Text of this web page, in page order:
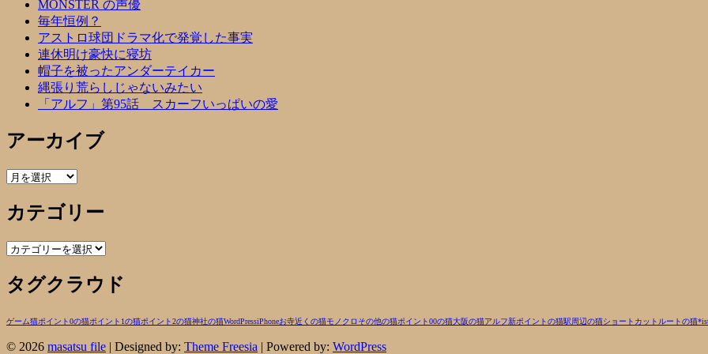
MONSTER の声優
毎年恒例？
アストロ球団ドラマ化で発覚した事実
連休明け豪快に寝坊
帽子を被ったアンダーテイカー
縄張り荒らしじゃないみたい
「アルフ」第95話 スカーフいっぱいの愛
アーカイブ
ア
カ
イ
ブ
カテゴリー
カ
ゴ
リ
タグクラウド
ゲーム猫ポイント0の猫ポイント1の猫ポイント2の猫神社の猫WordPressiPhoneお寺近くの猫モノクロ その他の猫ポイント00の猫大阪の猫アルフ新ポイントの猫駅周辺の猫ショートカットルートの猫
© 2026 masatsu file | Designed by: Theme Freesia | Powered by: WordPress